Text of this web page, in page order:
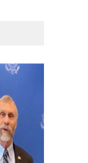
de
avec le